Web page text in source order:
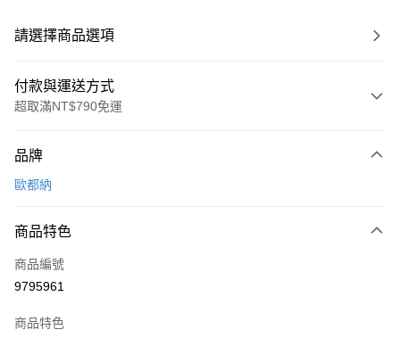
請選擇商品選項
付款與運送方式
超取滿NT$790免運
信用卡一次付款
3 期 0 利率 每期
合作金庫商業銀行
上海商業儲蓄銀行
臺灣中小企業銀行
合作金庫商業銀行
上海商業儲蓄銀行
超商取貨付款
LINE Pay
品牌
歐都納
商品特色
商品編號
9795961
商品特色